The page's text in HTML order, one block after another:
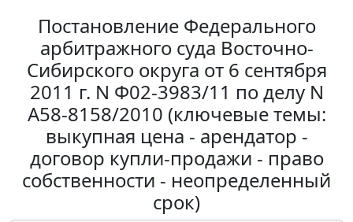
Постановление Федерального
арбитражного суда Восточно-
Сибирского округа от 6 сентября
2011 г. N Ф02-3983/11 по делу N
А58-8158/2010 (ключевые темы:
выкупная цена - арендатор -
договор купли-продажи - право
собственности - неопределенный
срок)